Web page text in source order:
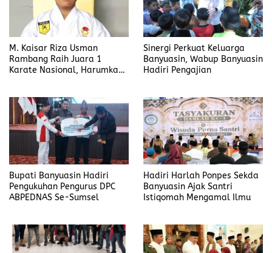
M. Kaisar Riza Usman
Rambang Raih Juara 1
Karate Nasional, Harumkan
Sinergi Perkuat Keluarga
Banyuasin, Wabup Banyuasin
Hadiri Pengajian
Bupati Banyuasin Hadiri
Pengukuhan Pengurus DPC
ABPEDNAS Se-Sumsel
Hadiri Harlah Ponpes Sekda
Banyuasin Ajak Santri
Istiqomah Mengamal Ilmu